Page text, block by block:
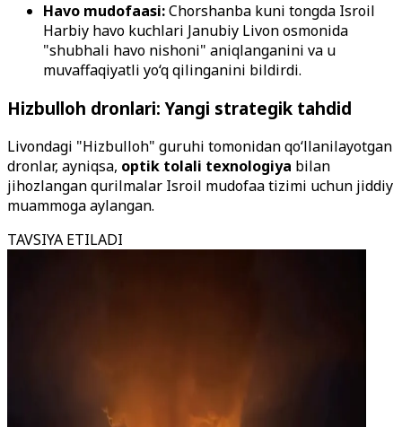
Havo mudofaasi:Chorshanba kuni tongda Isroil
Harbiy havo kuchlari Janubiy Livon osmonida
"shubhali havo nishoni" aniqlanganini va u
muvaffaqiyatli yo‘q qilinganini bildirdi.
Hizbulloh dronlari: Yangi strategik tahdid
Livondagi "Hizbulloh" guruhi tomonidan qo‘llanilayotgan
dronlar, ayniqsa, optik tolali texnologiya bilan
jihozlangan qurilmalar Isroil mudofaa tizimi uchun jiddiy
muammoga aylangan.
TAVSIYA ETILADI